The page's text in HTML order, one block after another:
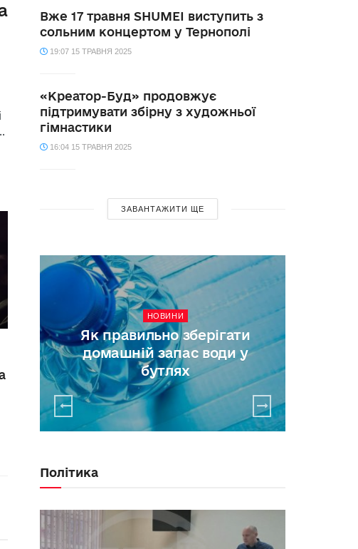
Вже 17 травня SHUMEI виступить з
сольним концертом у Тернополі
19:07 15 ТРАВНЯ 2025
«Креатор-Буд» продовжує
підтримувати збірну з художньої
гімнастики
16:04 15 ТРАВНЯ 2025
ЗАВАНТАЖИТИ ЩЕ
у
НОВИНИ
Як правильно зберігати
домашній запас води у
бутлях
Політика